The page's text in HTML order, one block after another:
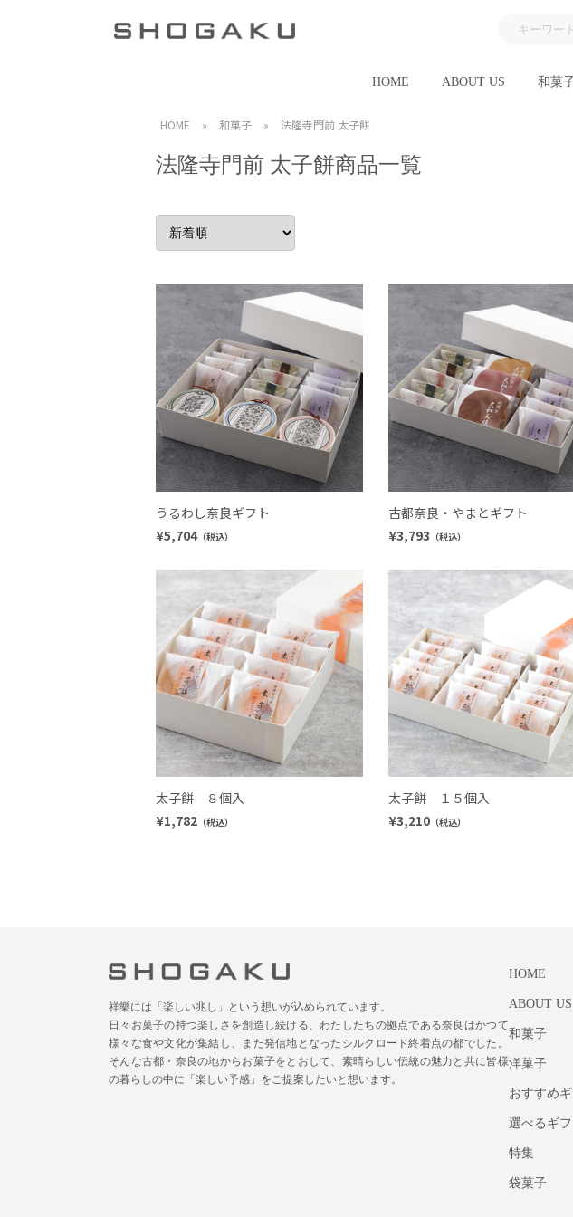
HOME ABOUT US 和菓
HOME » 和菓子 » 法隆寺門前 太子餅
法隆寺門前 太子餅商品一覧
うるわし奈良ギフト
¥5,704（税込）
古都奈良・やまとギフト
¥3,793 （税込）
太子餅 ８個入
¥1,782 （税込）
太子餅 １５個入
¥3,210 （税込）
祥樂には「楽しい兆し」という想いが込められています。
日々お菓子の持つ楽しさを創造し続ける、わたしたちの拠点である奈良はかつて
様々な食や文化が集結し、また発信地となったシルクロード終着点の都でした。
そんな古都・奈良の地からお菓子をとおして、素晴らしい伝統の魅力と共に皆様
の暮らしの中に「楽しい予感」をご提案したいと想います。
HOME
ABOUT US
和菓子
洋菓子
おすすめギ
選べるギフ
特集
袋菓子